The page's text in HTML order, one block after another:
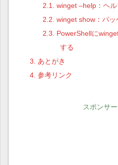
2.1.
winget –help：ヘ
2.2. winget show：パ
2.3.
PowerShellに
する
3.
あとがき
4. 参考リンク
スポンサ